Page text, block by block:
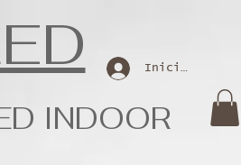
INDOOR
Iniciar sesión